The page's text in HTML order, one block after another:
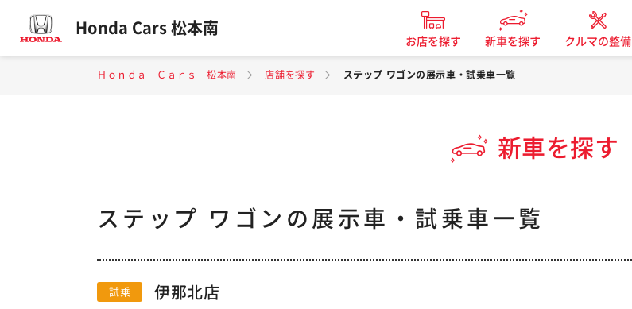
Honda Cars 松本南
お店を探す 新車を探す クルマの整備
Ｈｏｎｄａ Ｃａｒｓ 松本南 店舗を探す ステップ ワゴンの展示車・試乗車一覧
新車を探す
ステップ ワゴンの展示車・試乗車一覧
試乗 伊那北店